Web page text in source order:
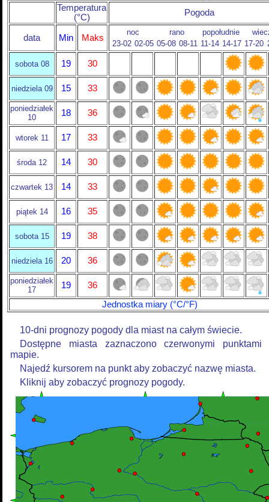
Temperatura
(°C)
Pogoda
data Min Maks
noc rano popołudnie
23-02 02-05 05-08 08-11 11-14 14-17 17-20
sobota 08 19 30
niedziela 09 15 33
poniedziałek
10
18 36
wtorek 11 17 33
środa 12 14 30
czwartek 13 14 33
piątek 14 16 35
sobota 15 19 38
niedziela 16 20 36
poniedziałek
17
19
36
Jednostka miary (°C/°F)
10-dni prognozy pogody dla miast na całym świecie.
Dostępne miasta zaznaczono czerwonymi punktami
mapie.
Najedź kursorem na punkt aby zobaczyć nazwę miasta.
Kliknij aby zobaczyć prognozy pogody.